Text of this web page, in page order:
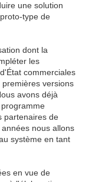
une solution
type de
dont la
les
commerciales
versions
avons déjà
partenaires de
nous allons
système en tant
en vue de